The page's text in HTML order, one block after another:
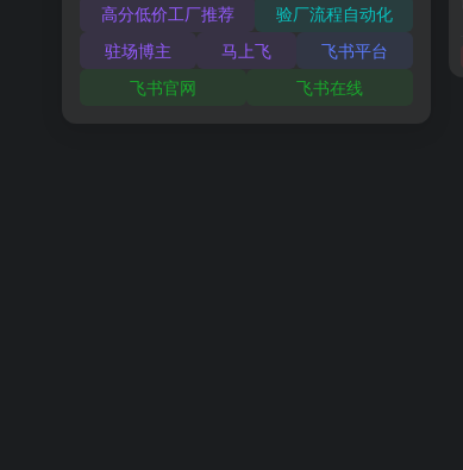
高分低价工厂推荐
验厂流程自动化
驻场博主
马上飞
飞书平台
飞书官网
飞书在线